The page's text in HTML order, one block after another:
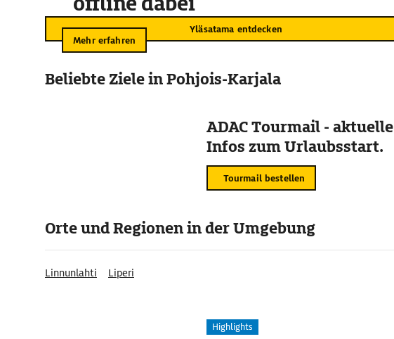
Yläsatama entdecken
Mehr erfahren
Beliebte Ziele in Pohjois-Karjala
ADAC Tourmail - aktuelle
Infos zum Urlaubsstart.
Tourmail bestellen
Orte und Regionen in der Umgebung
Linnunlahti Liperi
Highlights